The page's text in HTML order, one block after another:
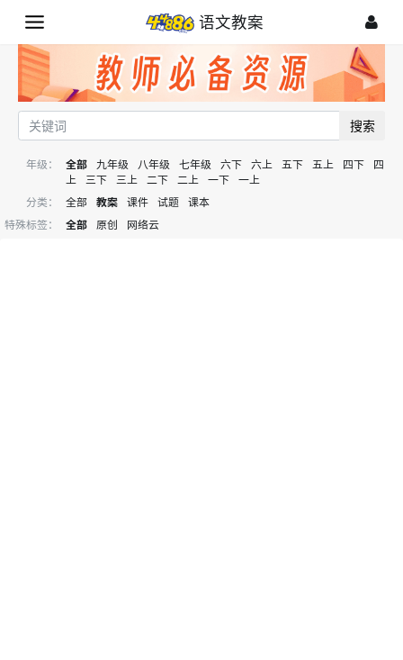
语文教案
搜索
年级： 全部 九年级 八年级 七年级 六下 六上 五下 五上 四下
四
上
三下 三上 二下 二上 一下
一上
分类：
全部 教案 课件 试题
课本
特殊标签：
全部 原创 网络云